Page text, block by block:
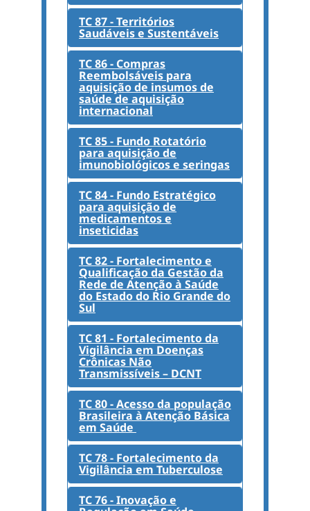
TC 87 - Territórios
Saudáveis e Sustentáveis
TC 86 - Compras
Reembolsáveis para
aquisição de insumos de
saúde de aquisição
internacional
TC 85 - Fundo Rotatório
para aquisição de
imunobiológicos e seringas
TC 84 - Fundo Estratégico
para aquisição de
medicamentos e
inseticidas
TC 82 - Fortalecimento e
Qualificação da Gestão da
Rede de Atenção à Saúde
do Estado do Rio Grande do
Sul
TC 81 - Fortalecimento da
Vigilância em Doenças
Crônicas Não
Transmissíveis – DCNT
TC 80 - Acesso da população
Brasileira à Atenção Básica
em Saúde
TC 78 - Fortalecimento da
Vigilância em Tuberculose
TC 76 - Inovação e